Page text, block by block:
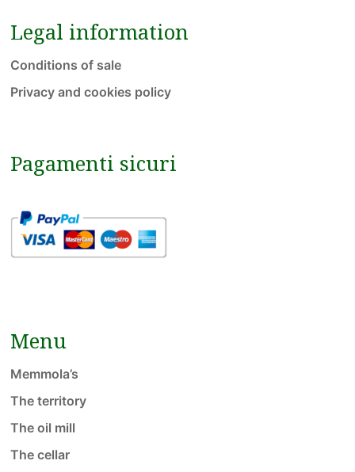
Legal information
Conditions of sale
Privacy and cookies policy
Pagamenti sicuri
Menu
Memmola’s
The territory
The oil mill
The cellar